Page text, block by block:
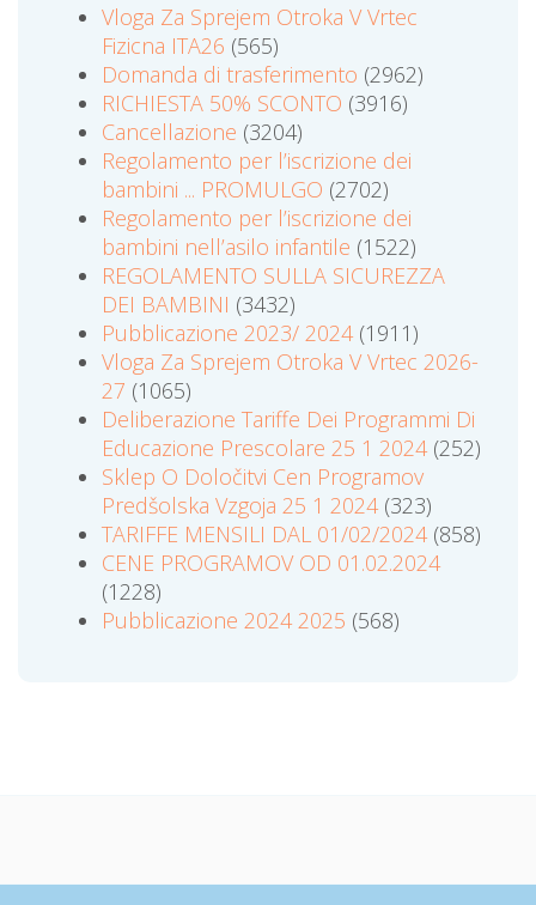
Vloga Za Sprejem Otroka V Vrtec
Fizicna ITA26 (565)
Domanda di trasferimento (2962)
RICHIESTA 50% SCONTO (3916)
Cancellazione (3204)
Regolamento per l’iscrizione dei
bambini ... PROMULGO (2702)
Regolamento per l’iscrizione dei
bambini nell’asilo infantile (1522)
REGOLAMENTO SULLA SICUREZZA
DEI BAMBINI (3432)
Pubblicazione 2023/ 2024(1911)
Vloga Za Sprejem Otroka V Vrtec 2026-
27 (1065)
Deliberazione Tariffe Dei Programmi Di
Educazione Prescolare 25 1 2024(252)
Sklep O Določitvi Cen Programov
Predšolska Vzgoja 25 1 2024(323)
TARIFFE MENSILI DAL 01/02/2024(858)
CENE PROGRAMOV OD 01.02.2024
(1228)
Pubblicazione 2024 2025 (568)